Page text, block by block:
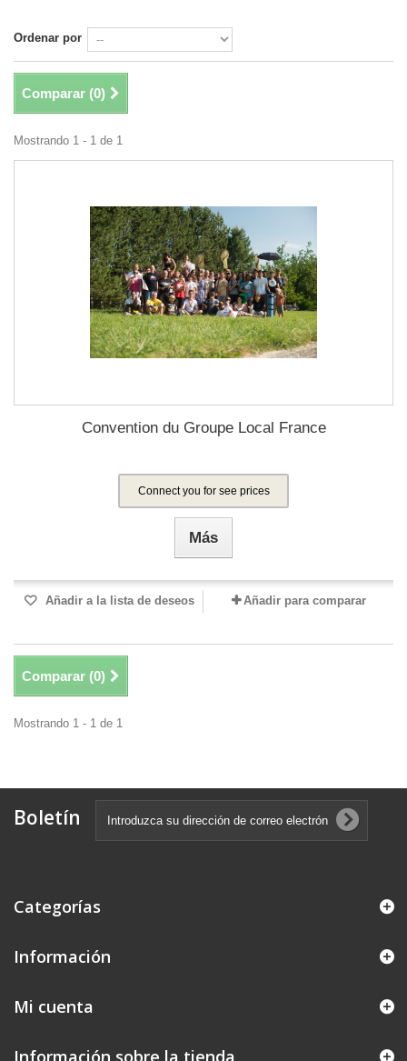
Ordenar por
Comparar (0)
Mostrando 1 - 1 de 1
Convention du Groupe Local France
Connect you for see prices
Más
Añadir a la lista de deseos Añadir para comparar
Comparar (0)
Mostrando 1 - 1 de 1
Boletín
Categorías
Información
Mi cuenta
Información sobre la tienda